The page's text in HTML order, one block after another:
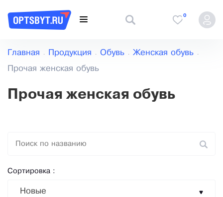
0
Главная Продукция Обувь Женская обувь
Прочая женская обувь
Прочая женская обувь
Сортировка :
Новые